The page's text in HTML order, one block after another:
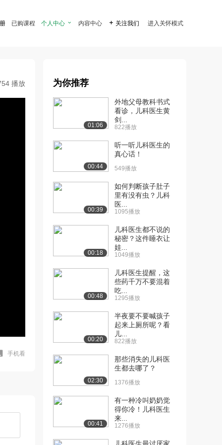
已购课程 个人中心  内容中心  关注我们 进入关怀模式
播放
手机看
为你推荐
01:06
外地父母教科书式
看诊，儿科医生黄
剑...
822播放
00:44
听一听儿科医生的
真心话！
549播放
00:39
如何判断孩子肚子
里有没有虫？儿科
医...
1095播放
00:18
儿科医生都不说的
秘密？这件睡衣让
娃...
1049播放
00:48
儿科医生提醒，这
些药千万不要混着
吃...
1295播放
00:20
半夜要不要喊孩子
起来上厕所呢？看
儿...
822播放
02:30
那些消失的儿科医
生都去哪了？
1376播放
00:41
有一种冷叫奶奶觉
得你冷！儿科医生
来...
1276播放